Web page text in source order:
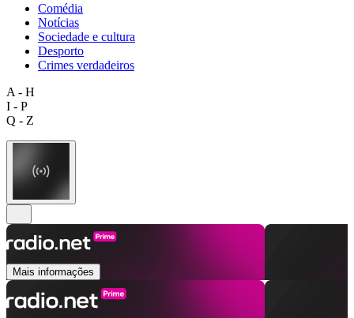
Comédia
Notícias
Sociedade e cultura
Desporto
Crimes verdadeiros
A - H
I - P
Q - Z
Mais informações